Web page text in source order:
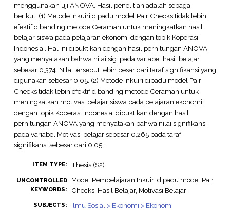
menggunakan uji ANOVA. Hasil penelitian adalah sebagai
berikut. (1) Metode Inkuiri dipadu model Pair Checks tidak lebih
efektif dibanding metode Ceramah untuk meningkatkan hasil
belajar siswa pada pelajaran ekonomi dengan topik Koperasi
Indonesia . Hal ini dibuktikan dengan hasil perhitungan ANOVA
yang menyatakan bahwa nilai sig. pada variabel hasil belajar
sebesar 0,374. Nilai tersebut lebih besar dari taraf signifikansi yang
digunakan sebesar 0,05. (2) Metode Inkuiri dipadu model Pair
Checks tidak lebih efektif dibanding metode Ceramah untuk
meningkatkan motivasi belajar siswa pada pelajaran ekonomi
dengan topik Koperasi Indonesia, dibuktikan dengan hasil
perhitungan ANOVA yang menyatakan bahwa nilai signifikansi
pada variabel Motivasi belajar sebesar 0,265 pada taraf
signifikansi sebesar dari 0,05.
ITEM TYPE: Thesis (S2)
UNCONTROLLED
KEYWORDS:
Model Pembelajaran Inkuiri dipadu model Pair
Checks, Hasil Belajar, Motivasi Belajar
SUBJECTS: Ilmu Sosial > Ekonomi > Ekonomi